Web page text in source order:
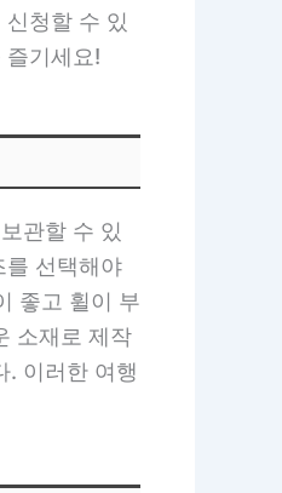
청할 수 있
즐기세요!
관할 수 있
를 선택해야
좋고 휠이 부
소재로 제작
. 이러한 여행